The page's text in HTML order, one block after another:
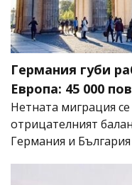
Германия губи
Европа: 45 000
Нетната миграция
отрицателният
Германия и